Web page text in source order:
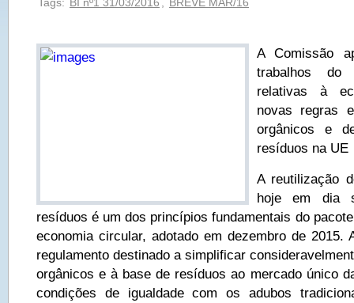
A Comissão
trabalhos do
relativas à
novas regras
orgânicos e
resíduos na UE
A reutilização
hoje em dia
resíduos é um dos princípios fundamentais do
economia circular, adotado em dezembro de 2015.
regulamento destinado a simplificar
orgânicos e à base de resíduos ao mercado único
condições de igualdade com os adubos